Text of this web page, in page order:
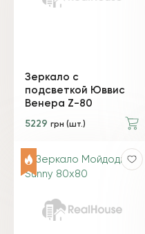
Зеркало с
подсветкой Юввис
Венера Z-80
5229 грн (шт.)